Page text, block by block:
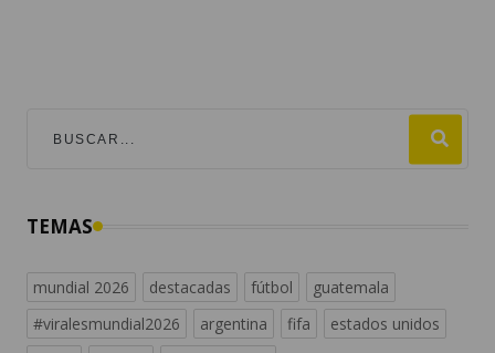
TEMAS
mundial 2026 destacadas fútbol
guatemala
#viralesmundial2026
argentina fifa
estados unidos